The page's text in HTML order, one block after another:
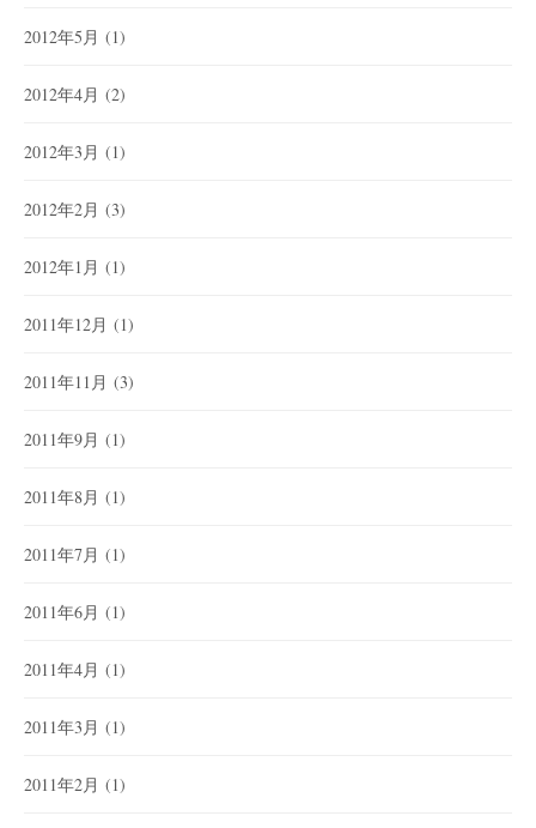
2012年5月 (1)
2012年4月 (2)
2012年3月 (1)
2012年2月 (3)
2012年1月 (1)
2011年12月 (1)
2011年11月 (3)
2011年9月 (1)
2011年8月 (1)
2011年7月 (1)
2011年6月 (1)
2011年4月 (1)
2011年3月 (1)
2011年2月 (1)